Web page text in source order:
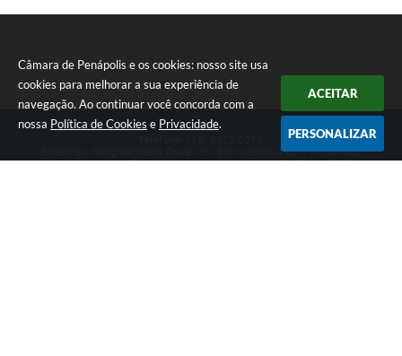
Câmara de Penápolis e os cookies: nosso site usa
cookies para melhorar a sua experiência de
navegação. Ao continuar você concorda com a
nossa Política de Cookies e Privacidade.
ACEITAR
PERSONALIZAR
Endereço: Marginal Maria Chica, nº 1450 - Centro | CEP: 16300-005
Atendimento ao Público de segunda a sexta da 8h00 às 16h00